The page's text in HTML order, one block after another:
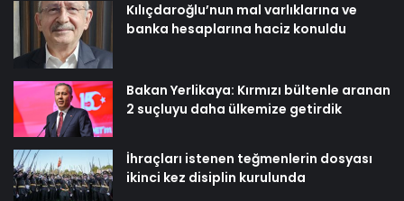
Kılıçdaroğlu’nun mal varlıklarına ve
banka hesaplarına haciz konuldu
Bakan Yerlikaya: Kırmızı bültenle aranan
2 suçluyu daha ülkemize getirdik
İhraçları istenen teğmenlerin dosyası
ikinci kez disiplin kurulunda